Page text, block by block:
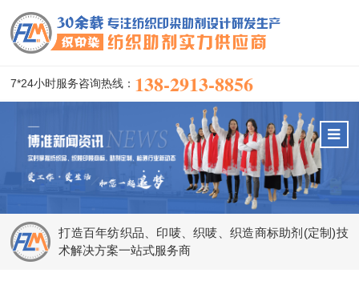
7*24小时服务咨询热线： 138-2913-8856
打造百年纺织品、印唛、织唛、织造商标助剂(定制)技
术解决方案一站式服务商